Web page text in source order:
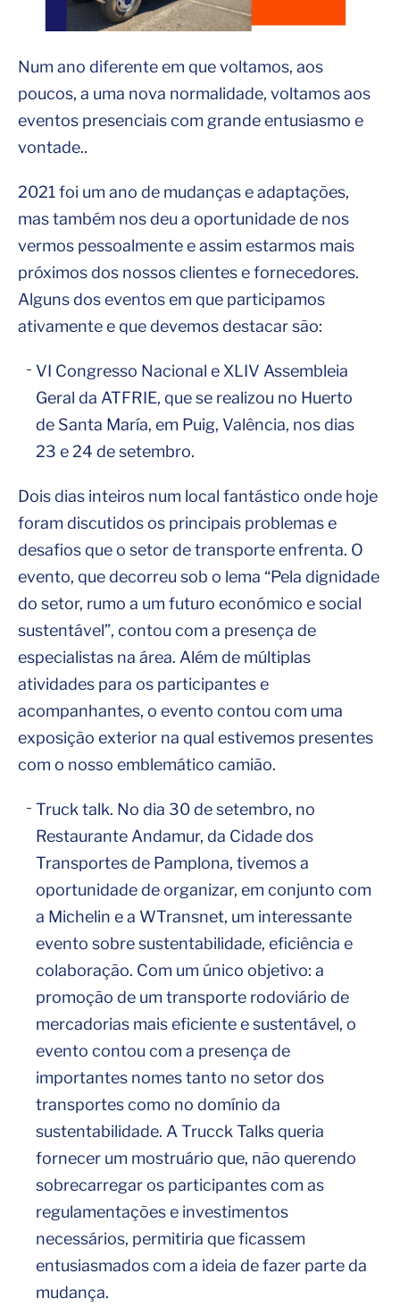
Num ano diferente em que voltamos, aos
poucos, a uma nova normalidade, voltamos aos
eventos presenciais com grande entusiasmo e
vontade..
2021 foi um ano de mudanças e adaptações,
mas também nos deu a oportunidade de nos
vermos pessoalmente e assim estarmos mais
próximos dos nossos clientes e fornecedores.
Alguns dos eventos em que participamos
ativamente e que devemos destacar são:
VI Congresso Nacional e XLIV Assembleia
Geral da ATFRIE, que se realizou no Huerto
de Santa María, em Puig, Valência, nos dias
23 e 24 de setembro.
Dois dias inteiros num local fantástico onde hoje
foram discutidos os principais problemas e
desafios que o setor de transporte enfrenta. O
evento, que decorreu sob o lema “Pela dignidade
do setor, rumo a um futuro económico e social
sustentável”, contou com a presença de
especialistas na área. Além de múltiplas
atividades para os participantes e
acompanhantes, o evento contou com uma
exposição exterior na qual estivemos presentes
com o nosso emblemático camião.
Truck talk. No dia 30 de setembro, no
Restaurante Andamur, da Cidade dos
Transportes de Pamplona, ​​tivemos a
oportunidade de organizar, em conjunto com
a Michelin e a WTransnet, um interessante
evento sobre sustentabilidade, eficiência e
colaboração. Com um único objetivo: a
promoção de um transporte rodoviário de
mercadorias mais eficiente e sustentável, o
evento contou com a presença de
importantes nomes tanto no setor dos
transportes como no domínio da
sustentabilidade. A Trucck Talks queria
fornecer um mostruário que, não querendo
sobrecarregar os participantes com as
regulamentações e investimentos
necessários, permitiria que ficassem
entusiasmados com a ideia de fazer parte da
mudança.